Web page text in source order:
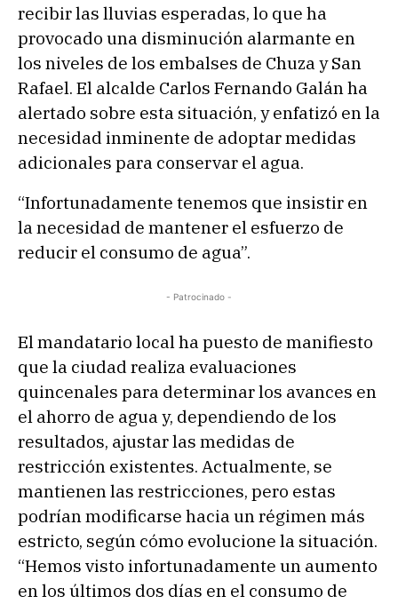
recibir las lluvias esperadas, lo que ha
provocado una disminución alarmante en
los niveles de los embalses de Chuza y San
Rafael. El alcalde Carlos Fernando Galán ha
alertado sobre esta situación, y enfatizó en la
necesidad inminente de adoptar medidas
adicionales para conservar el agua.
“Infortunadamente tenemos que insistir en
la necesidad de mantener el esfuerzo de
reducir el consumo de agua”.
- Patrocinado -
El mandatario local ha puesto de manifiesto
que la ciudad realiza evaluaciones
quincenales para determinar los avances en
el ahorro de agua y, dependiendo de los
resultados, ajustar las medidas de
restricción existentes. Actualmente, se
mantienen las restricciones, pero estas
podrían modificarse hacia un régimen más
estricto, según cómo evolucione la situación.
“Hemos visto infortunadamente un aumento
en los últimos dos días en el consumo de